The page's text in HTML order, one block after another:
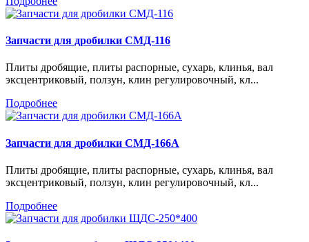
Запчасти для дробилки СМД-116
Плиты дробящие, плиты распорные, сухарь, клинья, вал
эксцентриковый, ползун, клин регулировочный, кл...
Подробнее
Запчасти для дробилки СМД-166А
Плиты дробящие, плиты распорные, сухарь, клинья, вал
эксцентриковый, ползун, клин регулировочный, кл...
Подробнее